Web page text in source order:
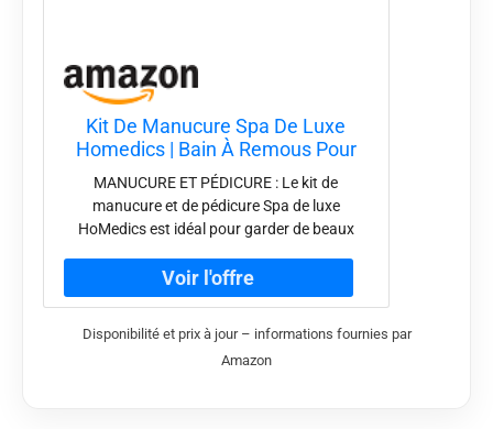
Kit De Manucure Spa De Luxe
Homedics | Bain À Remous Pour
Ongles, 12 Accessoires Manucure
+ Pédicure Pour Limer, Polir,
Enlever Les Peaux Mortes,
Repousser Les Cuticules Et Sécher
Le Vernis
MANUCURE ET PÉDICURE : Le kit de
manucure et de pédicure Spa de luxe
HoMedics est idéal pour garder de beaux
ongles pour obtenir un résultat parfait. BAIN
A REMOUS : Un vrai moment de détente avec
vernis qui vous permettra de sublimer votre
manucure et pédicure. Sa trousse de
Disponibilité et prix à jour – informations fournies par
Amazon